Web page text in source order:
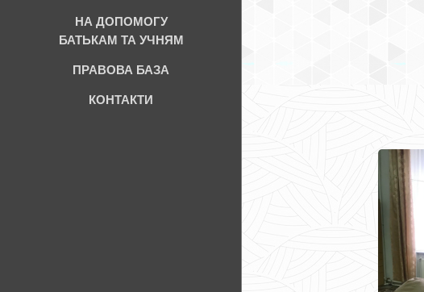
НА ДОПОМОГУ
БАТЬКАМ ТА УЧНЯМ
ПРАВОВА БАЗА
КОНТАКТИ